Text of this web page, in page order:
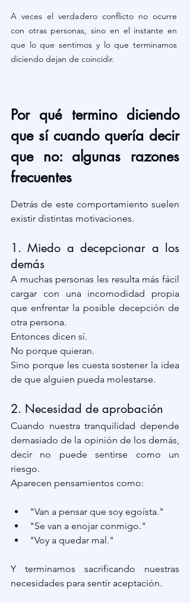
A veces el verdadero conflicto no ocurre
con otras personas, sino en el instante en
que lo que sentimos y lo que terminamos
diciendo dejan de coincidir.
Por qué termino diciendo
que sí cuando quería decir
que no: algunas razones
frecuentes
Detrás de este comportamiento suelen
existir distintas motivaciones.
1. Miedo a decepcionar a los
demás
A muchas personas les resulta más fácil
cargar con una incomodidad propia
que enfrentar la posible decepción de
otra persona.
Entonces dicen sí.
No porque quieran.
Sino porque les cuesta sostener la idea
de que alguien pueda molestarse.
2. Necesidad de aprobación
Cuando nuestra tranquilidad depende
demasiado de la opinión de los demás,
decir no puede sentirse como un
riesgo.
Aparecen pensamientos como:
"Van a pensar que soy egoísta."
"Se van a enojar conmigo."
"Voy a quedar mal."
Y terminamos sacrificando nuestras
necesidades para sentir aceptación.